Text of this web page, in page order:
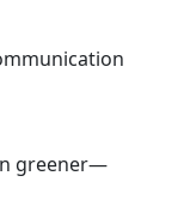
greener—